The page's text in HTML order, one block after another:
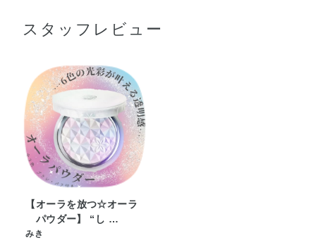
をとり、手の甲でつき具合をみてから、軽くすべらせるようにし
てお肌にのばします。
りますのでご注意ください。
●お化粧なおしのときは、ティッシュペーパーなどで汗や余分な皮脂
をおさえてから、少量ずつとってお使いください。
ソノナン酸イソノニル・ミリスチン酸亜鉛・ワセリン・ス
ゼニアオイエキス・パルミトイルペンタペプチド－4・加
水分解コラーゲン・BG・DPG・イソステアリン酸ソルビ
タン・エタノール・エチルヘキシルグリセリン・オレイン
酸フィトステリル・カプリリルグリコール・カルボマー・
キサンタンガム・グリセリン・コハク酸・コハク酸2Na・
ジフェニルシロキシフェニルトリメチコン・ジメチコン・
スクワラン・ナイロン－12・ヒドロキシアパタイト・ポリ
ソルベート20・ミリスチン酸オクチルドデシル・ラウリン
酸亜鉛・酸化スズ・水・水酸化Al・水添レシチン・乳酸
Na・フェノキシエタノール・香料・グンジョウ・コンジョ
スタッフレビュー
【オーラを放つ☆オーラ
パウダー】 “し …
みき